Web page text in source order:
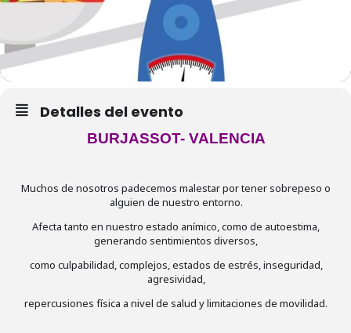
Detalles del evento
BURJASSOT- VALENCIA
Muchos de nosotros padecemos malestar por tener sobrepeso o
alguien de nuestro entorno.
Afecta tanto en nuestro estado anímico, como de autoestima,
generando sentimientos diversos,
como culpabilidad, complejos, estados de estrés, inseguridad,
agresividad,
repercusiones física a nivel de salud y limitaciones de movilidad.